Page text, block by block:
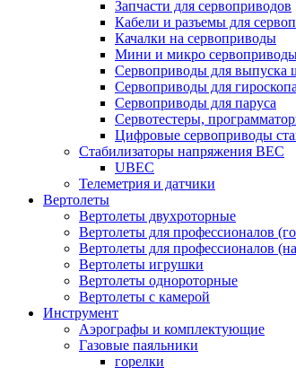
Запчасти для сервоприводов
Кабели и разъемы для
Качалки на сервоприводы
Мини и микро
Сервоприводы для выпуска
Сервоприводы для гироскопа
Сервоприводы для паруса
Сервотестеры,
Цифровые сервоприводы
Стабилизаторы напряжения BEC
UBEC
Телеметрия и датчики
Вертолеты
Вертолеты двухроторные
Вертолеты для профессионалов
Вертолеты для профессионалов
Вертолеты игрушки
Вертолеты однороторные
Вертолеты с камерой
Инструмент
Аэрографы и комплектующие
Газовые паяльники
горелки